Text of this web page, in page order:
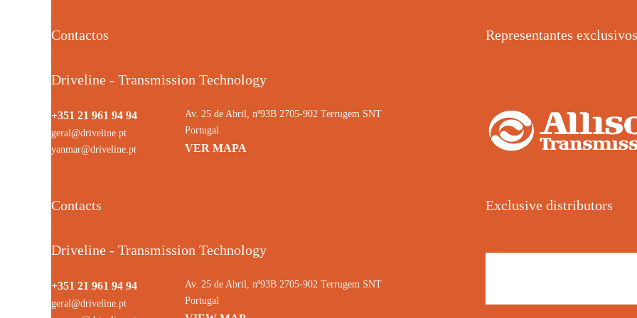
Contactos
Driveline - Transmission Technology
+351 21 961 94 94
geral@driveline.pt
yanmar@driveline.pt
Av. 25 de Abril, nº93B 2705-902 Terrugem SNT
Portugal
VER MAPA
Representantes exclusivos
Contacts
Driveline - Transmission Technology
+351 21 961 94 94
geral@driveline.pt
Av. 25 de Abril, nº93B 2705-902 Terrugem SNT
Portugal
Exclusive distributors